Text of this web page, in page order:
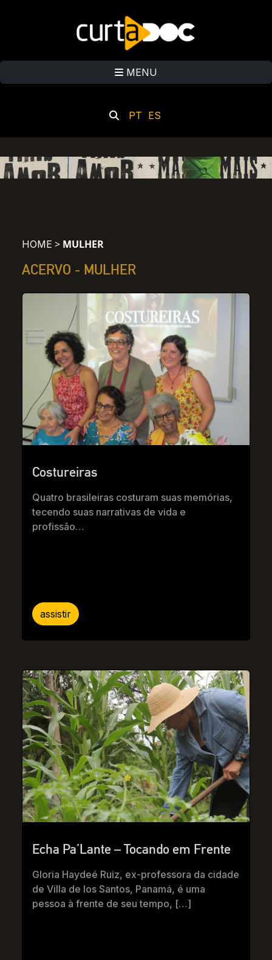
MENU
PT ES
HOME > MULHER
ACERVO - MULHER
Costureiras
Quatro brasileiras costuram suas memórias,
tecendo suas narrativas de vida e
profissão…
assistir
Echa Pa’Lante – Tocando em Frente
Gloria Haydeé Ruiz, ex-professora da cidade
de Villa de los Santos, Panamá, é uma
pessoa à frente de seu tempo, […]